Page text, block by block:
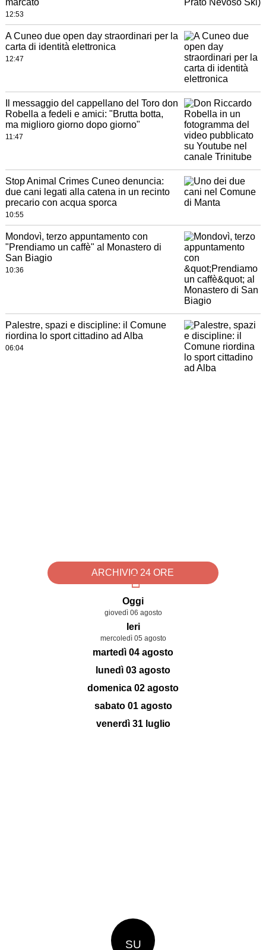
marcato
12:53
A Cuneo due open day straordinari per la
carta di identità elettronica
12:47
Il messaggio del cappellano del Toro don
Robella a fedeli e amici: "Brutta botta,
ma miglioro giorno dopo giorno"
11:47
Stop Animal Crimes Cuneo denuncia:
due cani legati alla catena in un recinto
precario con acqua sporca
10:55
Mondovì, terzo appuntamento con
"Prendiamo un caffè" al Monastero di
San Biagio
10:36
Palestre, spazi e discipline: il Comune
riordina lo sport cittadino ad Alba
06:04
ARCHIVIO 24 ORE
Oggi
giovedì 06 agosto
Ieri
mercoledì 05 agosto
martedì 04 agosto
lunedì 03 agosto
domenica 02 agosto
sabato 01 agosto
venerdì 31 luglio
SU